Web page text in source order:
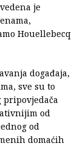
je
Houellebecq
događaja,
sve su to
od
od
domaćih